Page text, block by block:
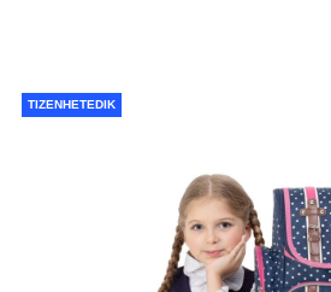
TIZENHETEDIK